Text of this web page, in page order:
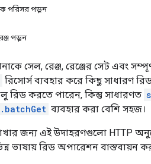
পরিসর পড়ুন
পড়ুন
সেল, রেঞ্জ, রেঞ্জের সেট এবং
​​রিসোর্স ব্যবহার করে কিছু সাধারণ
রিড করতে পারেন, কিন্তু সাধারণত
ব্যবহার করা বেশি সহজ।
জন্য এই উদাহরণগুলো HTTP
ভাষায় রিড অপারেশন বাস্তবায়ন